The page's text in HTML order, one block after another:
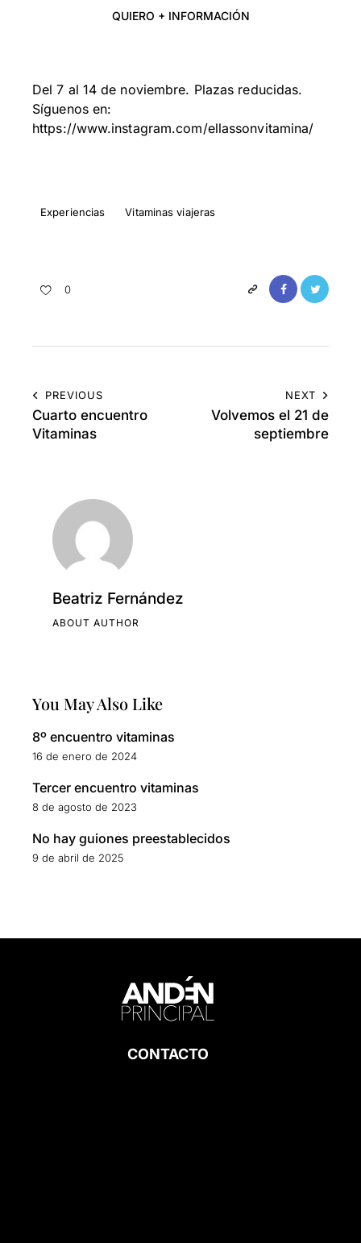
QUIERO + INFORMACIÓN
Del 7 al 14 de noviembre. Plazas reducidas.
Síguenos en:
https://www.instagram.com/ellassonvitamina/
Experiencias Vitaminas viajeras
0
PREVIOUS
Cuarto encuentro
Vitaminas
NEXT
Volvemos el 21 de
septiembre
Beatriz Fernández
ABOUT AUTHOR
You May Also Like
8º encuentro vitaminas
16 de enero de 2024
Tercer encuentro vitaminas
8 de agosto de 2023
No hay guiones preestablecidos
9 de abril de 2025
CONTACTO